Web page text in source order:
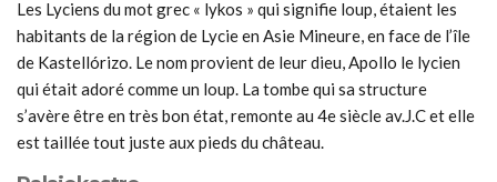
Les Lyciens du mot grec « lykos » qui signifie loup, étaient les
habitants de la région de Lycie en Asie Mineure, en face de l’île
de Kastellórizo. Le nom provient de leur dieu, Apollo le lycien
qui était adoré comme un loup. La tombe qui sa structure
s’avère être en très bon état, remonte au 4e siècle av.J.C et elle
est taillée tout juste aux pieds du château.